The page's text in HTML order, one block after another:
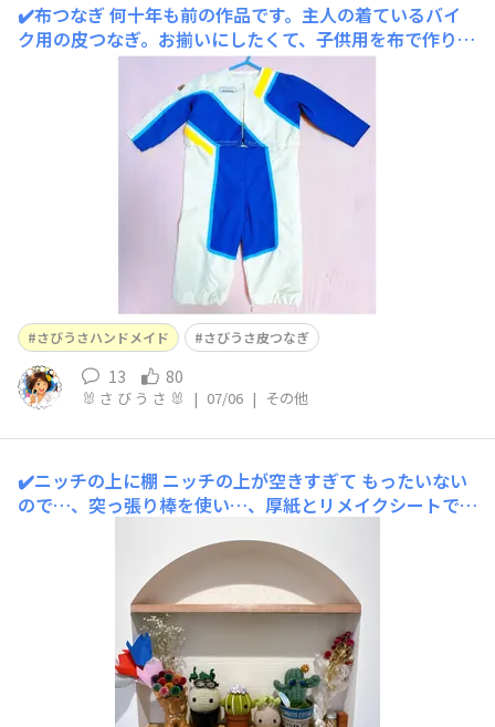
✔️布つなぎ何十年も前の作品です。主人の着ているバイ
ク用の皮つなぎ。お揃いにしたくて、子供用を布で作りま
した。おむつ替えできる様、ウエストの部分で上下に分か
れる様にしました。柄を合わせるのが大変でした。今でも
宝物として保存してあります。追記・主人の皮つなぎは、
結納返しのもので、『太って着られなくなったら離婚』…
さびうさハンドメイド さびうさ皮つなぎ
13 80
🐰 さ び う さ 🐰 | 07/06 | その他
✔️ニッチの上に棚 ニッチの上が空きすぎて もったいない
ので…、突っ張り棒を使い…、厚紙とリメイクシートで、
ので、取り付け棚より便利です。